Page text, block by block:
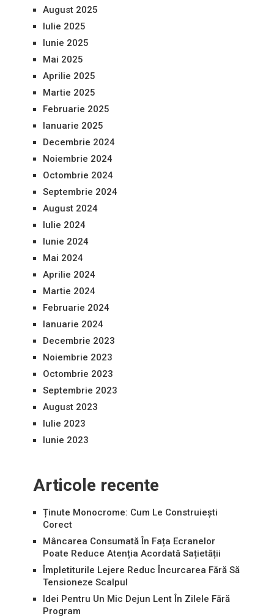
August 2025
Iulie 2025
Iunie 2025
Mai 2025
Aprilie 2025
Martie 2025
Februarie 2025
Ianuarie 2025
Decembrie 2024
Noiembrie 2024
Octombrie 2024
Septembrie 2024
August 2024
Iulie 2024
Iunie 2024
Mai 2024
Aprilie 2024
Martie 2024
Februarie 2024
Ianuarie 2024
Decembrie 2023
Noiembrie 2023
Octombrie 2023
Septembrie 2023
August 2023
Iulie 2023
Iunie 2023
Articole recente
Ținute Monocrome: Cum Le Construiești
Corect
Mâncarea Consumată În Fața Ecranelor
Poate Reduce Atenția Acordată Sațietății
Împletiturile Lejere Reduc Încurcarea Fără Să
Tensioneze Scalpul
Idei Pentru Un Mic Dejun Lent În Zilele Fără
Program